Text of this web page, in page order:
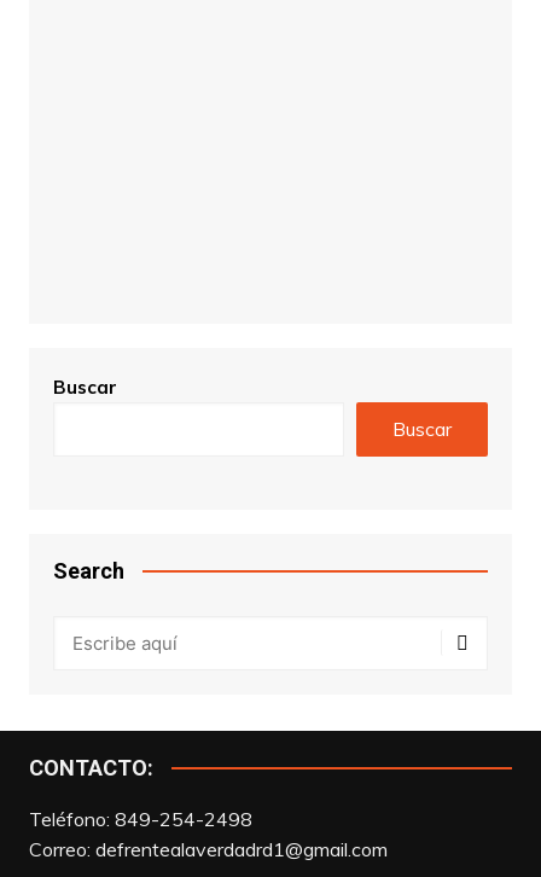
Buscar
Buscar
Search
CONTACTO:
Teléfono: 849-254-2498
Correo: defrentealaverdadrd1@gmail.com